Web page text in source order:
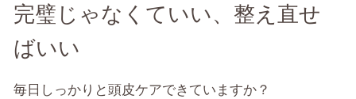
完璧じゃなくていい、整え直せ
ばいい
毎日しっかりと頭皮ケアできていますか？